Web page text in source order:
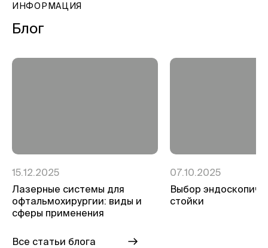
ИНФОРМАЦИЯ
Блог
15.12.2025
Лазерные системы для
офтальмохирургии: виды и
сферы применения
07.10.2025
Выбор
стойки
Все статьи блога